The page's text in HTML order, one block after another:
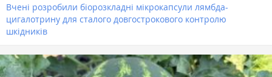
Вчені розробили біорозкладні мікрокапсули лямбда-
цигалотрину для сталого довгострокового контролю
шкідників